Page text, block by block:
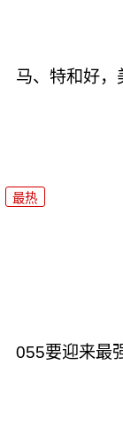
马、特和好，
最热
055要迎来最